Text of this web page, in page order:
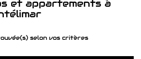
selon vos critères